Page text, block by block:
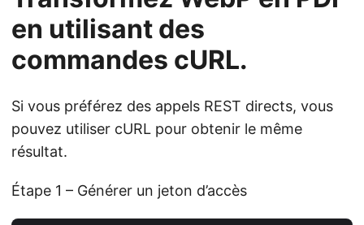
en utilisant des
commandes cURL.
Si vous préférez des appels REST directs, vous
pouvez utiliser cURL pour obtenir le même
résultat.
Étape 1 – Générer un jeton d’accès